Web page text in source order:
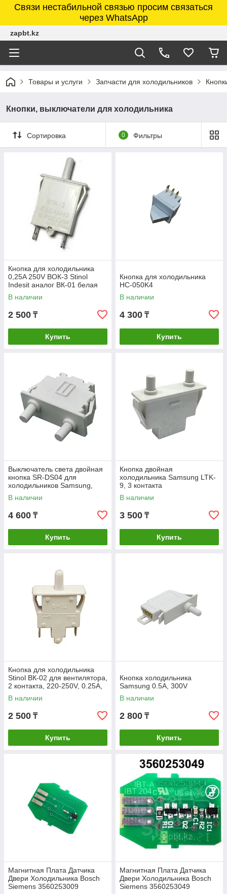
Связи нестабильной связью просим связаться
через WhatsApp
zapbt.kz
Товары и услуги Запчасти для холодильников
Кнопки, выключатели для холодильника
Сортировка 0 Фильтры
Кнопка для холодильника
0,25A 250V ВОК-3 Stinol
Indesit аналог ВК-01 белая
для Ariston Hotpoint-Ariston
В наличии
2 500 ₸
Купить
Кнопка для холодильника
HC-050K4
В наличии
4 300 ₸
Купить
Выключатель света двойная
кнопка SR-DS04 для
холодильников Samsung,
Sharp, Daewoo (DA34-
00006C, DA34-10122D, DA34-
В наличии
4 600 ₸
Купить
Кнопка двойная
холодильника Samsung LTK-
9, 3 контакта
В наличии
3 500 ₸
Купить
Кнопка для холодильника
Stinol ВК-02 для вентилятора,
2 контакта, 220-250V, 0.25A,
белая, совместима с Ariston,
Indesit, Hotpoint-
В наличии
2 500 ₸
Купить
Кнопка холодильника
Samsung 0.5A, 300V
В наличии
2 800 ₸
Купить
Магнитная Плата Датчика
Двери Холодильника Bosch
Siemens 3560253009
Магнитная Плата Датчика
Двери Холодильника Bosch
Siemens 3560253049